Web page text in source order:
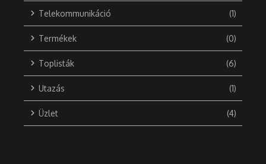
Telekommunikáció (1)
Termékek (0)
Toplisták (6)
Utazás (1)
Üzlet (4)